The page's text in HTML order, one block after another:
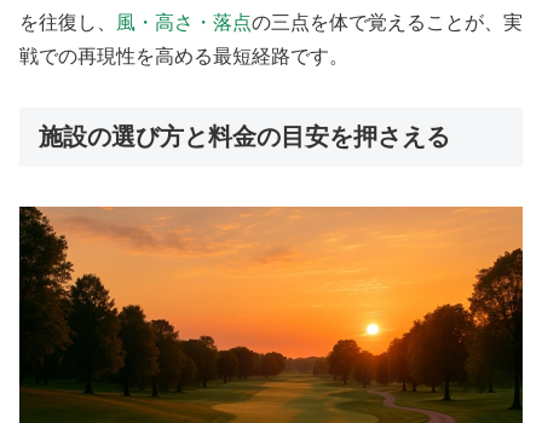
を往復し、
風・高さ・落点の三点を体で覚えることが、実
戦での再現性を高める最短経路です。
施設の選び方と料金の目安を押さえる